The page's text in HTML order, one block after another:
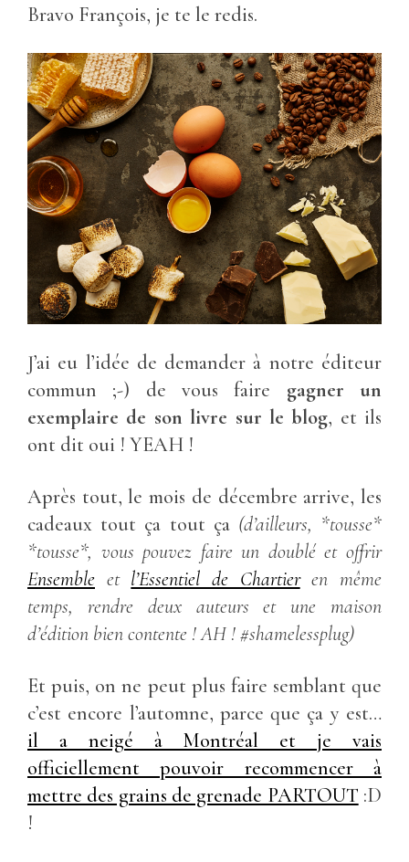
Bravo François, je te le redis.
J’ai eu l’idée de demander à notre éditeur
commun ;-) de vous faire gagner un
exemplaire de son livre sur le blog, et ils
ont dit oui ! YEAH !
Après tout, le mois de décembre arrive, les
cadeaux tout ça tout ça (d’ailleurs, *tousse*
*tousse*, vous pouvez faire un doublé et offrir
Ensemble et l’Essentiel de Chartieren même
temps, rendre deux auteurs et une maison
d’édition bien contente ! AH ! #shamelessplug)
Et puis, on ne peut plus faire semblant que
c’est encore l’automne, parce que ça y est…
il a neigé à Montréal et je vais
officiellement pouvoir recommencer à
mettre des grains de grenade PARTOUT :D
!